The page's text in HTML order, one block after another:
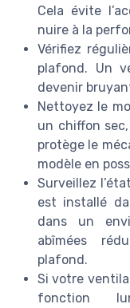
Cela évite
nuire à la
Vérifiez
plafond. Un
devenir
Nettoyez le
un chiffon
protège le
modèle en
Surveillez
est installé
dans un
abîmées
plafond.
Si votre
fonction